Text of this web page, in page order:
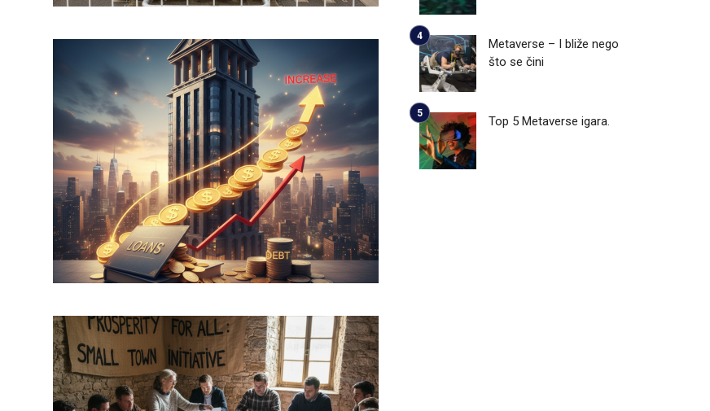
Metaverse – I bliže nego
što se čini
Top 5 Metaverse igara.